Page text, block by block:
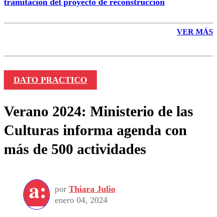
tramitación del proyecto de reconstrucción
VER MÁS
DATO PRACTICO
Verano 2024: Ministerio de las
Culturas informa agenda con
más de 500 actividades
por Thiara Julio
enero 04, 2024